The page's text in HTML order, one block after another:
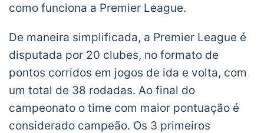
como funciona a Premier League.
De maneira simplificada, a Premier League é
disputada por 20 clubes, no formato de
pontos corridos em jogos de ida e volta, com
um total de 38 rodadas. Ao final do
campeonato o time com maior pontuação é
considerado campeão. Os 3 primeiros